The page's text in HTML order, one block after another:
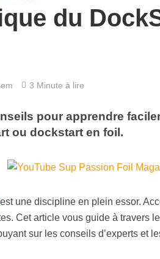
du
3 Minute à lire
pour apprendre
ou dockstart en foil.
est une discipline en plein essor.
Cet article vous guide à travers
sur les conseils d’experts et